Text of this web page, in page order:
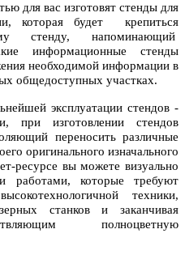
для вас изготовят стенды для
которая будет крепиться
стенду, напоминающий
информационные стенды
необходимой информации в
общедоступных участках.
эксплуатации стендов -
изготовлении стендов
переносить различные
оригинального изначального
ресурсе вы можете визуально
работами, которые требуют
техники,
станков и заканчивая
полноцветную